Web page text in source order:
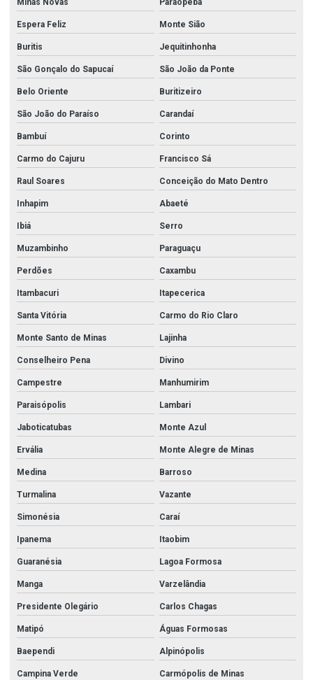
Minas Novas Paraopeba
Espera Feliz Monte Sião
Buritis Jequitinhonha
São Gonçalo do Sapucaí São João da Ponte
Belo Oriente Buritizeiro
São João do Paraíso Carandaí
Bambuí Corinto
Carmo do Cajuru Francisco Sá
Raul Soares Conceição do Mato Dentro
Inhapim Abaeté
Ibiá Serro
Muzambinho Paraguaçu
Perdões Caxambu
Itambacuri Itapecerica
Santa Vitória Carmo do Rio Claro
Monte Santo de Minas Lajinha
Conselheiro Pena Divino
Campestre Manhumirim
Paraisópolis Lambari
Jaboticatubas Monte Azul
Ervália Monte Alegre de Minas
Medina Barroso
Turmalina Vazante
Simonésia Caraí
Ipanema Itaobim
Guaranésia Lagoa Formosa
Manga Varzelândia
Presidente Olegário Carlos Chagas
Matipó Águas Formosas
Baependi Alpinópolis
Campina Verde Carmópolis de Minas